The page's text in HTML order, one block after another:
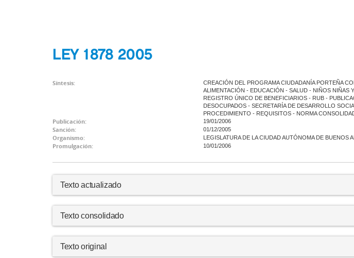
LEY 1878 2005
Síntesis:
CREACIÓN DEL PROGRAMA CIUDADANÍA PORTEÑA
ALIMENTACIÓN - EDUCACIÓN - SALUD - NIÑOS NIÑAS
REGISTRO ÚNICO DE BENEFICIARIOS - RUB -
DESOCUPADOS - SECRETARÍA DE DESARROLLO
PROCEDIMIENTO - REQUISITOS - NORMA
Publicación: 19/01/2006
Sanción: 01/12/2005
Organismo: LEGISLATURA DE LA CIUDAD AUTÓNOMA DE BUENOS
Promulgación: 10/01/2006
Texto actualizado
Texto consolidado
Texto original